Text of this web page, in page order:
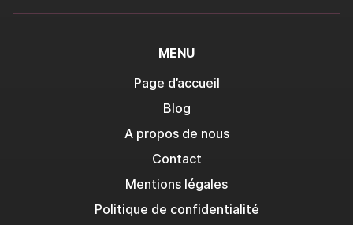
MENU
Page d’accueil
Blog
A propos de nous
Contact
Mentions légales
Politique de confidentialité